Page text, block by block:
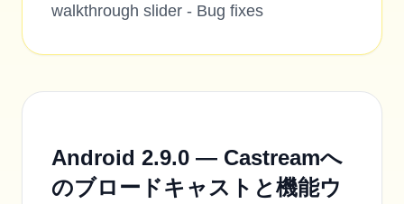
walkthrough slider - Bug fixes
Android 2.9.0 — Castreamへ
のブロードキャストと機能ウ